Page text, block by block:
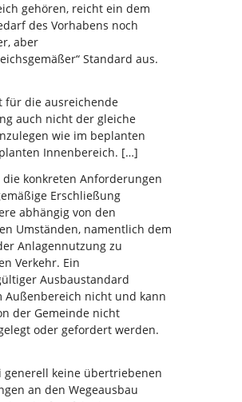
gehören, reicht ein dem
des Vorhabens noch
aber
Standard aus.
für die ausreichende
auch nicht der gleiche
wie im beplanten
Innenbereich. […]
die konkreten Anforderungen
Erschließung
abhängig von den
Umständen, namentlich dem
Anlagennutzung zu
Verkehr. Ein
Ausbaustandard
Außenbereich nicht und kann
der Gemeinde nicht
oder gefordert werden.
generell keine übertriebenen
an den Wegeausbau